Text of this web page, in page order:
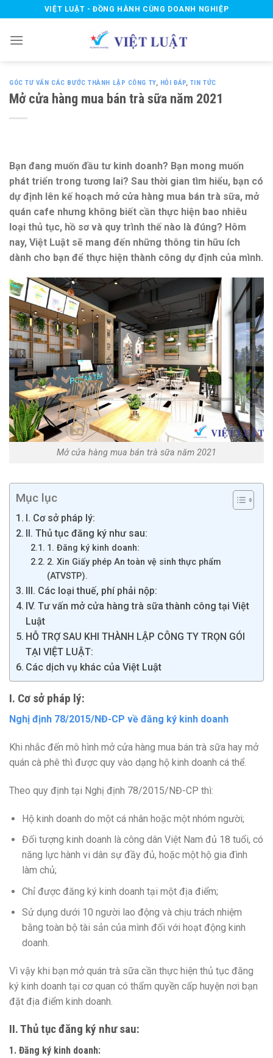
to
content
VIỆT LUẬT - ĐỒNG HÀNH CÙNG DOANH NGHIỆP
GÓC TƯ VẤN CÁC BƯỚC THÀNH LẬP CÔNG TY, HỎI ĐÁP, TIN TỨC
Mở cửa hàng mua bán trà sữa năm 2021
Bạn đang muốn đầu tư kinh doanh? Bạn mong muốn
phát triển trong tương lai? Sau thời gian tìm hiểu, bạn có
dự định lên kế hoạch mở cửa hàng mua bán trà sữa, mở
quán cafe nhưng không biết cần thực hiện bao nhiêu
loại thủ tục, hồ sơ và quy trình thế nào là đúng? Hôm
nay, Việt Luật sẽ mang đến những thông tin hữu ích
dành cho bạn để thực hiện thành công dự định của mình.
Mở cửa hàng mua bán trà sữa năm 2021
Mục lục
I. Cơ sở pháp lý:
II. Thủ tục đăng ký như sau:
1. Đăng ký kinh doanh:
2. Xin Giấy phép An toàn vệ sinh thực phẩm
(ATVSTP).
III. Các loại thuế, phí phải nộp:
IV. Tư vấn mở cửa hàng trà sữa thành công tại Việt
Luật
HỖ TRỢ SAU KHI THÀNH LẬP CÔNG TY TRỌN GÓI
TẠI VIỆT LUẬT:
Các dịch vụ khác của Việt Luật
I. Cơ sở pháp lý:
Nghị định 78/2015/NĐ-CP về đăng ký kinh doanh
Khi nhắc đến mô hình mở cửa hàng mua bán trà sữa hay mở
quán cà phê thì được quy vào dạng hộ kinh doanh cá thể.
Theo quy định tại Nghị định 78/2015/NĐ-CP thì:
Hộ kinh doanh do một cá nhân hoặc một nhóm người;
Đối tượng kinh doanh là công dân Việt Nam đủ 18 tuổi, có
năng lực hành vi dân sự đầy đủ, hoặc một hộ gia đình
làm chủ;
Chỉ được đăng ký kinh doanh tại một địa điểm;
Sử dụng dưới 10 người lao động và chịu trách nhiệm
bằng toàn bộ tài sản của mình đối với hoạt động kinh
doanh.
Vì vậy khi bạn mở quán trà sữa cần thực hiện thủ tục đăng
ký kinh doanh tại cơ quan có thẩm quyền cấp huyện nơi bạn
đặt địa điểm kinh doanh.
II. Thủ tục đăng ký như sau:
1. Đăng ký kinh doanh: